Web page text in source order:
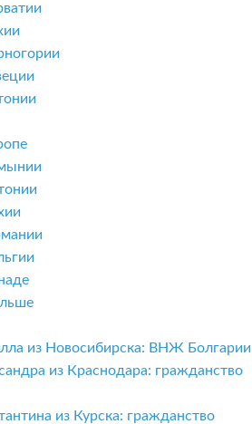
из Новосибирска: ВНЖ Болгарии
из Краснодара: гражданство
из Курска: гражданство